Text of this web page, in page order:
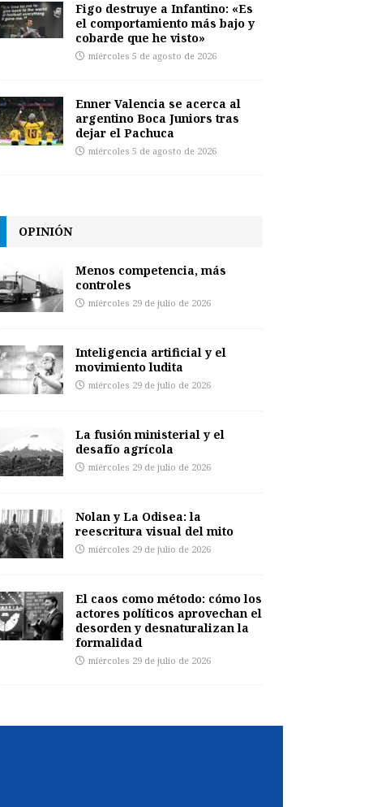
Figo destruye a Infantino: «Es
el comportamiento más bajo y
cobarde que he visto»
miércoles 5 de agosto de 2026
Enner Valencia se acerca al
argentino Boca Juniors tras
dejar el Pachuca
miércoles 5 de agosto de 2026
OPINIÓN
Menos competencia, más
controles
miércoles 29 de julio de 2026
Inteligencia artificial y el
movimiento ludita
miércoles 29 de julio de 2026
La fusión ministerial y el
desafío agrícola
miércoles 29 de julio de 2026
Nolan y La Odisea: la
reescritura visual del mito
miércoles 29 de julio de 2026
El caos como método: cómo los
actores políticos aprovechan el
desorden y desnaturalizan la
formalidad
miércoles 29 de julio de 2026